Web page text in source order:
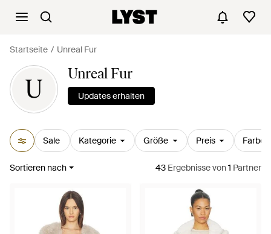
Startseite Unreal Fur
U
Unreal Fur
Updates erhalten
Sale Kategorie Größe Preis Farbe
Sortieren nach 43 Ergebnissevon1 Partner